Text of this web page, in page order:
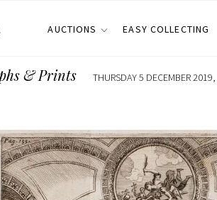
AUCTIONS EASY COLLECTING
& Prints THURSDAY 5 DECEMBER